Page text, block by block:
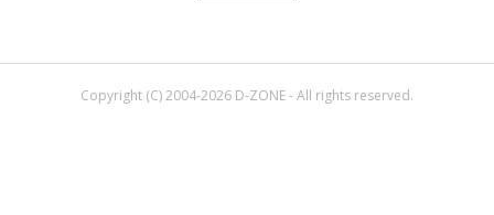
Copyright (C) 2004-2026 D-ZONE - All rights reserved.